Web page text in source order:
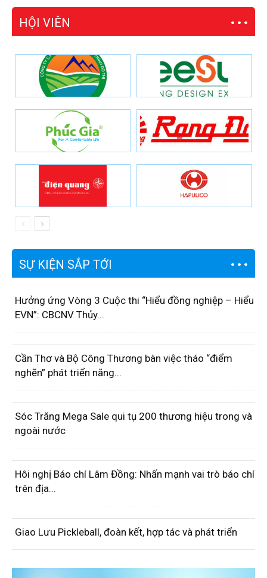
HỘI VIÊN
SỰ KIỆN SẮP TỚI
Hưởng ứng Vòng 3 Cuộc thi “Hiểu đồng nghiệp – Hiểu
EVN”: CBCNV Thủy...
Cần Thơ và Bộ Công Thương bàn việc tháo “điểm
nghẽn” phát triển năng...
Sóc Trăng Mega Sale qui tụ 200 thương hiệu trong và
ngoài nước
Hôi nghị Báo chí Lâm Đồng: Nhấn mạnh vai trò báo chí
trên địa...
Giao Lưu Pickleball, đoàn kết, hợp tác và phát triển